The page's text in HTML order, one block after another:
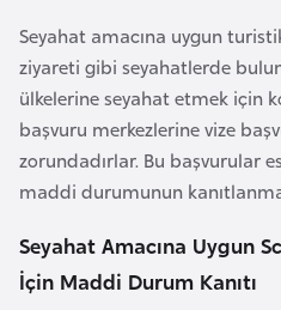
Seyahat amacına uygun
ziyareti gibi seyahatlerde
ülkelerine seyahat etmek için
başvuru merkezlerine vize
zorundadırlar. Bu başvurular
maddi durumunun
Seyahat Amacına Uygun
İçin Maddi Durum Kanıtı
u
s
t
u
r
y
A